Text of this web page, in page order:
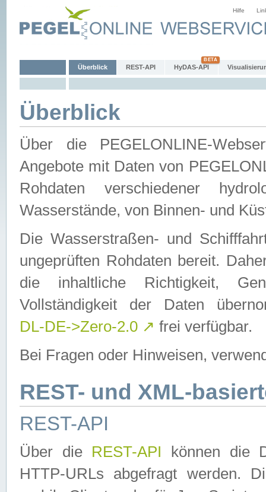
Hilfe
Überblick REST-API HyDAS-API
Überblick
Über die PEGELONLINE-
Angebote mit Daten von
Rohdaten verschiedener
Wasserstände, von Binnen- und
Die Wasserstraßen- und
ungeprüften Rohdaten bereit.
die inhaltliche Richtigkeit,
Vollständigkeit der Daten
DL-DE->Zero-2.0 ↗ frei verfügbar.
Bei Fragen oder Hinweisen,
REST- und XML-
REST-API
Über die REST-API können die
HTTP-URLs abgefragt werden.